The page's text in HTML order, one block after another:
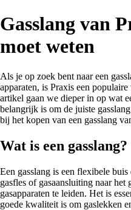
Gasslang van
moet weten
Als je op zoek bent naar een
apparaten, is Praxis een
artikel gaan we dieper in op wat
belangrijk is om de juiste
bij het kopen van een gasslang
Wat is een gasslang?
Een gasslang is een flexibele
gasfles of gasaansluiting naar
gasapparaten te leiden. Het is
goede kwaliteit is om gaslekken